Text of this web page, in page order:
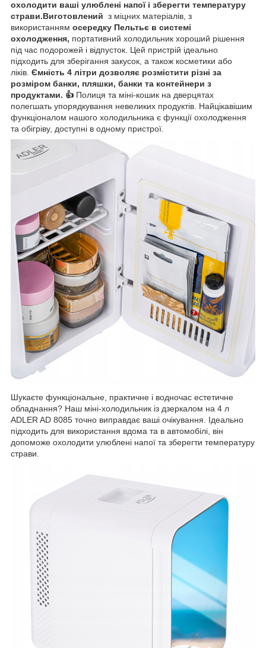
охолодити ваші улюблені напої і зберегти температуру
страви.Виготовлений з міцних матеріалів, з
використанням осередку Пельтьє в системі
охолодження, портативний холодильник хороший рішення
під час подорожей і відпусток. Цей пристрій ідеально
підходить для зберігання закусок, а також косметики або
ліків. Ємність 4 літри дозволяє розмістити різні за
розміром банки, пляшки, банки та контейнери з
продуктами. 👍 Полиця та міні-кошик на дверцятах
полегшать упорядкування невеликих продуктів. Найцікавішим
функціоналом нашого холодильника є функції охолодження
та обігріву, доступні в одному пристрої.
Шукаєте функціональне, практичне і водночас естетичне
обладнання? Наш міні-холодильник із дзеркалом на 4 л
ADLER AD 8085 точно виправдає ваші очікування. Ідеально
підходить для використання вдома та в автомобілі, він
допоможе охолодити улюблені напої та зберегти температуру
страви.